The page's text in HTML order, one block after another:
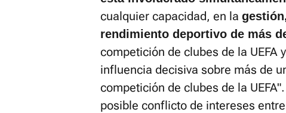
cualquier capacidad, en la
rendimiento deportivo de más
competición de clubes de la UEFA
influencia decisiva sobre más de
competición de clubes de la
posible conflicto de intereses